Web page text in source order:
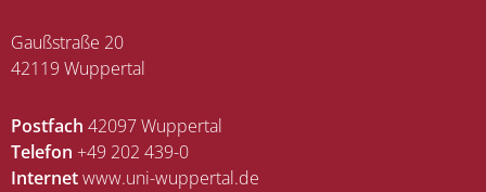
Gaußstraße 20
42119 Wuppertal
Postfach 42097 Wuppertal
Telefon +49 202 439-0
Internetwww.uni-wuppertal.de